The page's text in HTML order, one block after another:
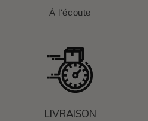
À l'écoute
LIVRAISON